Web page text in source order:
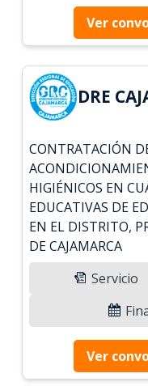
Ver
DRE
CONTRATACIÓN
HIGIÉNICOS EN
EDUCATIVAS DE
EN EL DISTRITO,
DE CAJAMARCA
Servicio
Ver